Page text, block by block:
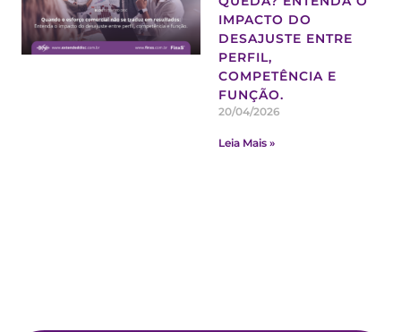
IMPACTO DO
DESAJUSTE ENTRE
PERFIL,
COMPETÊNCIA E
FUNÇÃO.
20/04/2026
Leia Mais »